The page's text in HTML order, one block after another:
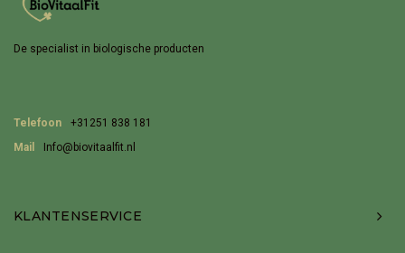
De specialist in biologische producten
Telefoon
+31251 838 181
Mail
Info@biovitaalfit.nl
KLANTENSERVICE